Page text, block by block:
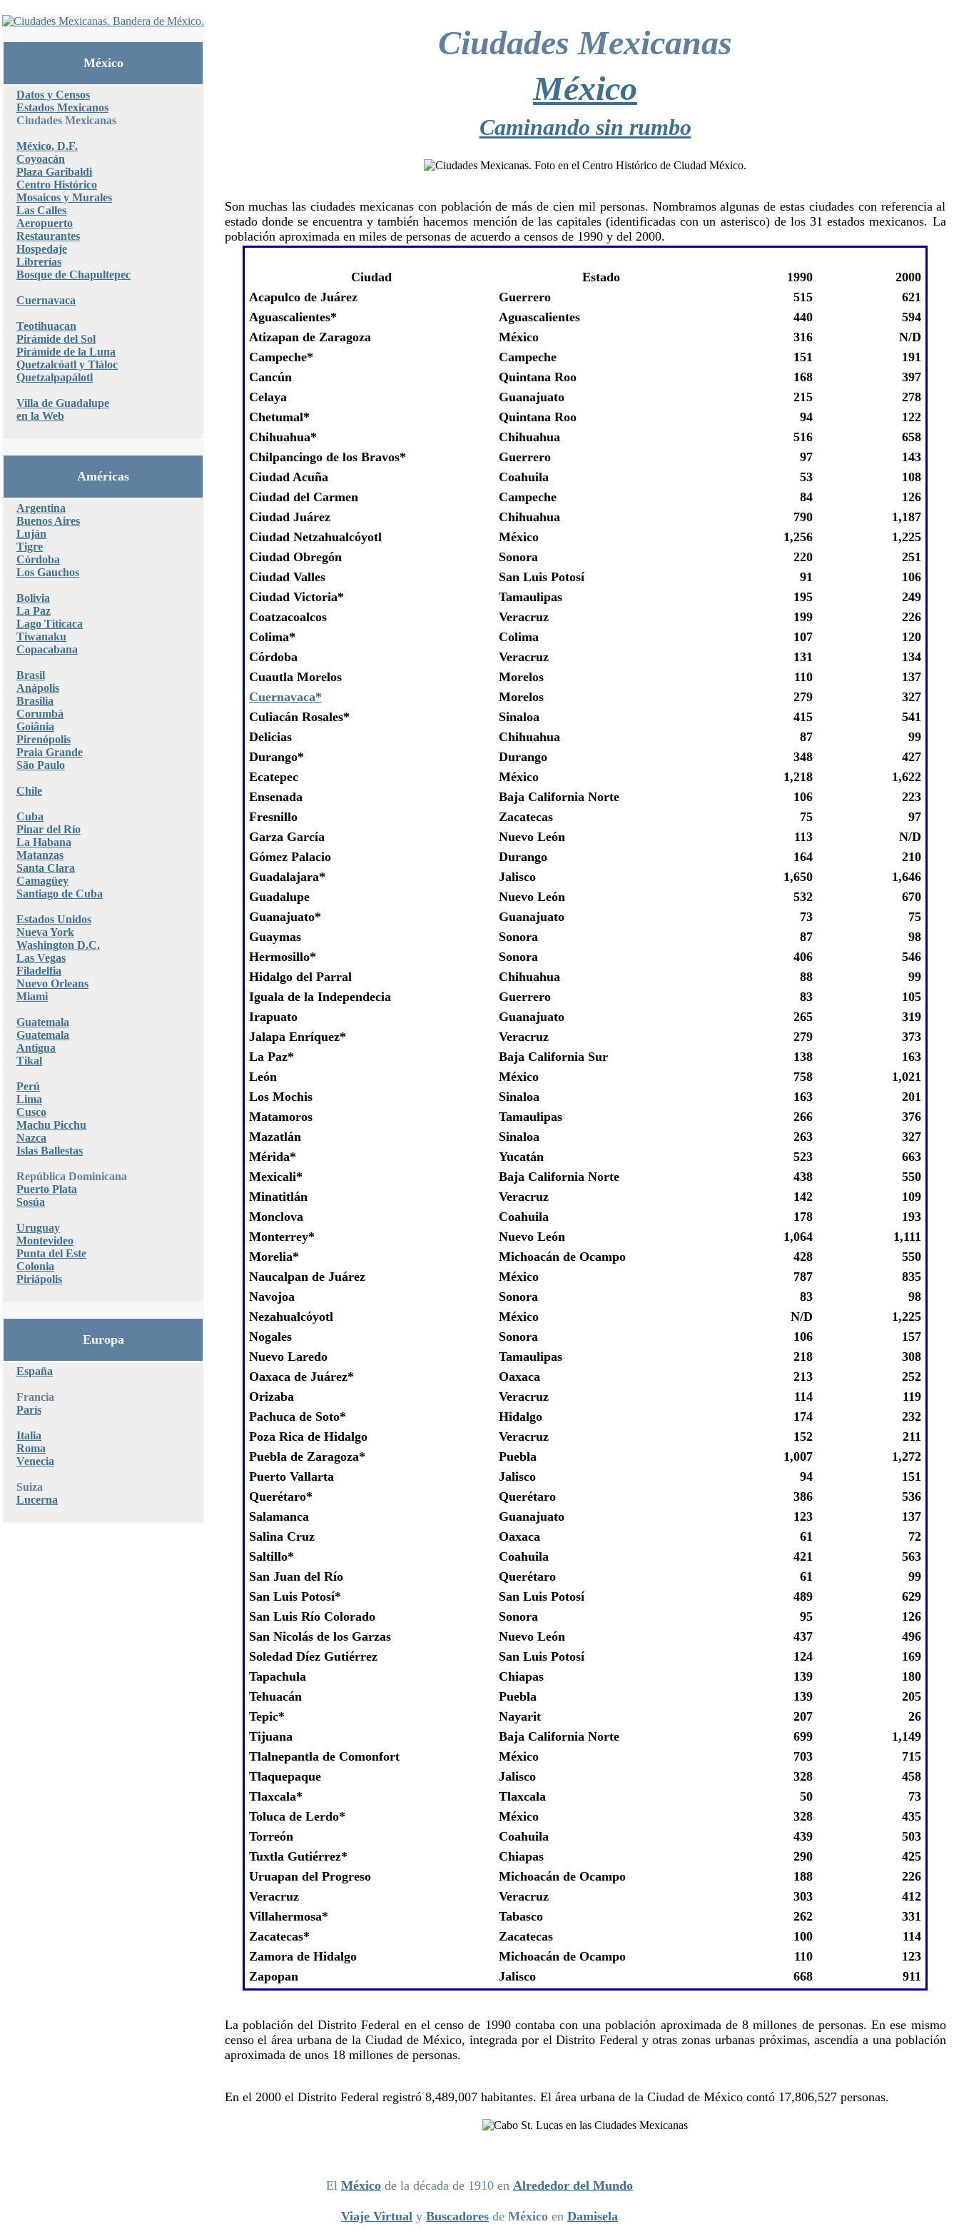
México
Datos y Censos
Estados Mexicanos
Ciudades Mexicanas
México, D.F.
Coyoacán
Plaza Garibaldi
Centro Histórico
Mosaicos y Murales
Las Calles
Aeropuerto
Restaurantes
Hospedaje
Librerías
Bosque de Chapultepec
Cuernavaca
Teotihuacan
Pirámide del Sol
Pirámide de la Luna
Quetzalcóatl y Tláloc
Quetzalpapálotl
Villa de Guadalupe
en la Web
Américas
Argentina
Buenos Aires
Luján
Tigre
Córdoba
Los Gauchos
Bolivia
La Paz
Lago Titicaca
Tiwanaku
Copacabana
Brasil
Anápolis
Brasilia
Corumbá
Goiânia
Pirenópolis
Praia Grande
São Paulo
Chile
Cuba
Pinar del Río
La Habana
Matanzas
Santa Clara
Camagüey
Santiago de Cuba
Estados Unidos
Nueva York
Washington D.C.
Las Vegas
Filadelfia
Nuevo Orleans
Miami
Guatemala
Guatemala
Antigua
Tikal
Perú
Lima
Cusco
Machu Picchu
Nazca
Islas Ballestas
República Dominicana
Puerto Plata
Sosúa
Uruguay
Montevideo
Punta del Este
Colonia
Piriápolis
Europa
España
Francia
París
Italia
Roma
Venecia
Suiza
Lucerna
Ciudades Mexicanas
México
Caminando sin rumbo
Son muchas las ciudades mexicanas con población de más de cien mil personas. Nombramos algunas de estas ciudades con referencia al
estado donde se encuentra y también hacemos mención de las capitales (identificadas con un asterisco) de los 31 estados mexicanos. La
población aproximada en miles de personas de acuerdo a censos de 1990 y del 2000.
Ciudad Estado 1990
2000
Acapulco de Juárez
Guerrero 515
621
Aguascalientes*
Aguascalientes 440
594
Atizapan de Zaragoza
México 316
N/D
Campeche*
Campeche 151
191
Cancún
Quintana Roo 168
397
Celaya
Guanajuato 215
278
Chetumal*
Quintana Roo 94
122
Chihuahua*
Chihuahua 516
658
Chilpancingo de los Bravos*
Guerrero 97
143
Ciudad Acuña
Coahuila 53
108
Ciudad del Carmen
Campeche 84
126
Ciudad Juárez
Chihuahua 790
1,187
Ciudad Netzahualcóyotl
México 1,256
1,225
Ciudad Obregón
Sonora 220
251
Ciudad Valles
San Luis Potosí 91
106
Ciudad Victoria*
Tamaulipas 195
249
Coatzacoalcos
Veracruz 199
226
Colima*
Colima 107
120
Córdoba
Veracruz 131
134
Cuautla Morelos
Morelos 110
137
Cuernavaca*
Morelos 279
327
Culiacán Rosales*
Sinaloa 415
541
Delicias
Chihuahua 87
99
Durango*
Durango 348
427
Ecatepec
México 1,218
1,622
Ensenada
Baja California Norte 106
223
Fresnillo
Zacatecas 75
97
Garza García
Nuevo León 113
N/D
Gómez Palacio
Durango 164
210
Guadalajara*
Jalisco 1,650
1,646
Guadalupe
Nuevo León 532
670
Guanajuato*
Guanajuato 73
75
Guaymas
Sonora 87
98
Hermosillo*
Sonora 406
546
Hidalgo del Parral
Chihuahua 88
99
Iguala de la Independecia
Guerrero 83
105
Irapuato
Guanajuato 265
319
Jalapa Enríquez*
Veracruz 279
373
La Paz*
Baja California Sur 138
163
León
México 758
1,021
Los Mochis
Sinaloa 163
201
Matamoros
Tamaulipas 266
376
Mazatlán
Sinaloa 263
327
Mérida*
Yucatán 523
663
Mexicali*
Baja California Norte 438
550
Minatitlán
Veracruz 142
109
Monclova
Coahuila 178
193
Monterrey*
Nuevo León 1,064
1,111
Morelia*
Michoacán de Ocampo 428
550
Naucalpan de Juárez
México 787
835
Navojoa
Sonora 83
98
Nezahualcóyotl
México N/D
1,225
Nogales
Sonora 106
157
Nuevo Laredo
Tamaulipas 218
308
Oaxaca de Juárez*
Oaxaca 213
252
Orizaba
Veracruz 114
119
Pachuca de Soto*
Hidalgo 174
232
Poza Rica de Hidalgo
Veracruz 152
211
Puebla de Zaragoza*
Puebla 1,007
1,272
Puerto Vallarta
Jalisco 94
151
Querétaro*
Querétaro 386
536
Salamanca
Guanajuato 123
137
Salina Cruz
Oaxaca 61
72
Saltillo*
Coahuila 421
563
San Juan del Río
Querétaro 61
99
San Luis Potosí*
San Luis Potosí 489
629
San Luis Río Colorado
Sonora 95
126
San Nicolás de los Garzas
Nuevo León 437
496
Soledad Díez Gutiérrez
San Luis Potosí 124
169
Tapachula
Chiapas 139
180
Tehuacán
Puebla 139
205
Tepic*
Nayarit 207
26
Tijuana
Baja California Norte 699
1,149
Tlalnepantla de Comonfort
México 703
715
Tlaquepaque
Jalisco 328
458
Tlaxcala*
Tlaxcala 50
73
Toluca de Lerdo*
México 328
435
Torreón
Coahuila 439
503
Tuxtla Gutiérrez*
Chiapas 290
425
Uruapan del Progreso
Michoacán de Ocampo 188
226
Veracruz
Veracruz 303
412
Villahermosa*
Tabasco 262
331
Zacatecas*
Zacatecas 100
114
Zamora de Hidalgo
Michoacán de Ocampo 110
123
Zapopan
Jalisco 668 911
La población del Distrito Federal en el censo de 1990 contaba con una población aproximada de 8 millones de personas. En ese mismo
censo el área urbana de la Ciudad de México, integrada por el Distrito Federal y otras zonas urbanas próximas, ascendía a una población
aproximada de unos 18 millones de personas.
En el 2000 el Distrito Federal registró 8,489,007 habitantes. El área urbana de la Ciudad de México contó 17,806,527 personas.
El México de la década de 1910 en Alrededor del Mundo
Viaje Virtual y Buscadores de México en Damisela